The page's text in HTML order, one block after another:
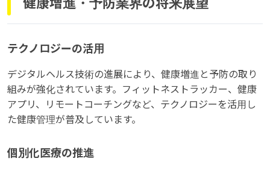
健康増進・予防業界の将来展望
テクノロジーの活用
デジタルヘルス技術の進展により、健康増進と予防の取り
組みが強化されています。フィットネストラッカー、健康
アプリ、リモートコーチングなど、テクノロジーを活用し
た健康管理が普及しています。
個別化医療の推進